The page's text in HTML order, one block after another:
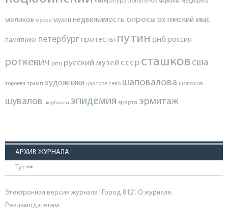
маркина медицина
мелихов музеи мухин недвижимость опросы охтинский мыс
памятники петербургпротесты путин рнброссия
роткевич рпц русский музей ссср сташков сша
тороева трамп художники царское село шаповалова шолохов
шувалов щербакова эпидемия эрарта эрмитаж
АРХИВ ЖУРНАЛА
Тут
Электронная версия журнала "Город 812". О журнале.
Рекламодателям.